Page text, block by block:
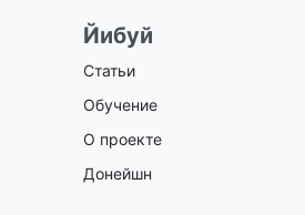
Йибуй
Статьи
Обучение
О проекте
Донейшн